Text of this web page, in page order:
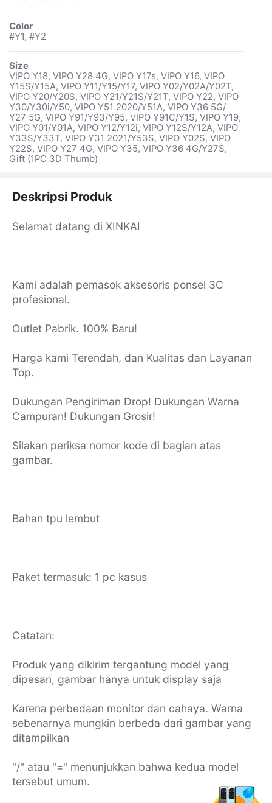
Color
#Y1, #Y2
Size
VIPO Y18, VIPO Y28 4G, VIPO Y17s, VIPO Y16, VIPO
Y15S/Y15A, VIPO Y11/Y15/Y17, VIPO Y02/Y02A/Y02T,
VIPO Y20/Y20S, VIPO Y21/Y21S/Y21T, VIPO Y22, VIPO
Y30/Y30i/Y50, VIPO Y51 2020/Y51A, VIPO Y36 5G/
Y27 5G, VIPO Y91/Y93/Y95, VIPO Y91C/Y1S, VIPO Y19,
VIPO Y01/Y01A, VIPO Y12/Y12i, VIPO Y12S/Y12A, VIPO
Y33S/Y33T, VIPO Y31 2021/Y53S, VIPO Y02S, VIPO
Y22S, VIPO Y27 4G, VIPO Y35, VIPO Y36 4G/Y27S,
Gift (1PC 3D Thumb)
Deskripsi Produk
Selamat datang di XINKAI
Kami adalah pemasok aksesoris ponsel 3C
profesional.
Outlet Pabrik. 100% Baru!
Harga kami Terendah, dan Kualitas dan Layanan
Top.
Dukungan Pengiriman Drop! Dukungan Warna
Campuran! Dukungan Grosir!
Silakan periksa nomor kode di bagian atas
gambar.
Bahan tpu lembut
Paket termasuk: 1 pc kasus
Catatan:
Produk yang dikirim tergantung model yang
dipesan, gambar hanya untuk display saja
Karena perbedaan monitor dan cahaya. Warna
sebenarnya mungkin berbeda dari gambar yang
ditampilkan
"/" atau "=" menunjukkan bahwa kedua model
tersebut umum.